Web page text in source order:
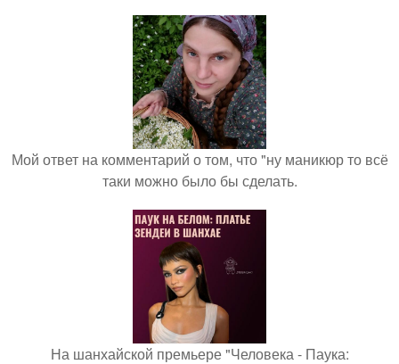
Мой ответ на комментарий о том, что "ну маникюр то всё
таки можно было бы сделать.
На шанхайской премьере "Человека - Паука: